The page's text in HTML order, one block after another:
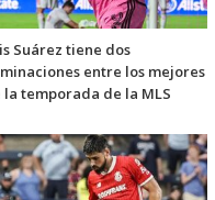
Suárez tiene dos
entre los mejores
la temporada de la MLS